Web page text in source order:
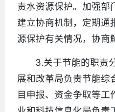
责水资源保护。加强部
建立协商机制，定期通
源保护有关情况，协商
3.关于节能的职责
展和改革局负责节能综
目申报、资金争取等工